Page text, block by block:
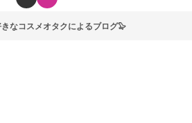
なコスメオタクによるブログ🦭